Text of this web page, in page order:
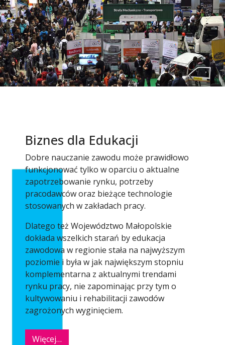
Biznes dla Edukacji
Dobre nauczanie zawodu może prawidłowo
funkcjonować tylko w oparciu o aktualne
zapotrzebowanie rynku, potrzeby
pracodawców oraz bieżące technologie
stosowanych w zakładach pracy.
Dlatego też Województwo Małopolskie
dokłada wszelkich starań by edukacja
zawodowa w regionie stała na najwyższym
poziomie i była w jak największym stopniu
komplementarna z aktualnymi trendami
rynku pracy, nie zapominając przy tym o
kultywowaniu i rehabilitacji zawodów
zagrożonych wyginięciem.
Więcej…